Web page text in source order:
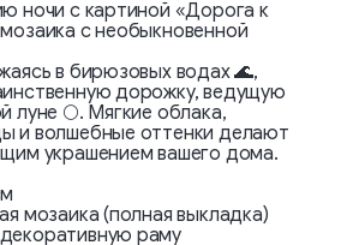
ночи с картиной «Дорога к
с необыкновенной
в бирюзовых водах 🌊,
дорожку, ведущую
луне 🌕. Мягкие облака,
и волшебные оттенки делают
украшением вашего дома.
мозаика (полная выкладка)
раму